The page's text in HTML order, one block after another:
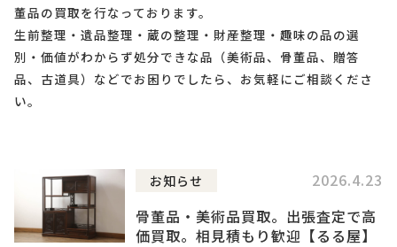
董品の買取を行なっております。
生前整理・遺品整理・蔵の整理・財産整理・趣味の品の選
別・価値がわからず処分できな品（美術品、骨董品、贈答
品、古道具）などでお困りでしたら、お気軽にご相談くださ
い。
お知らせ
2026.4.23
骨董品・美術品買取。出張査定で高
価買取。相見積もり歓迎【るる屋】